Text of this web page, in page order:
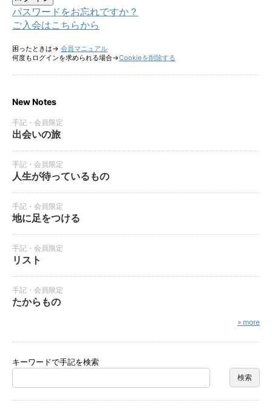
パスワードをお忘れですか？
ご入会はこちらから
困ったときは→ 会員マニュアル
何度もログインを求められる場合→Cookieを削除する
New Notes
手記・会員限定
出会いの旅
手記・会員限定
人生が待っているもの
手記・会員限定
地に足をつける
手記・会員限定
リスト
手記・会員限定
たからもの
» more
キーワードで手記を検索